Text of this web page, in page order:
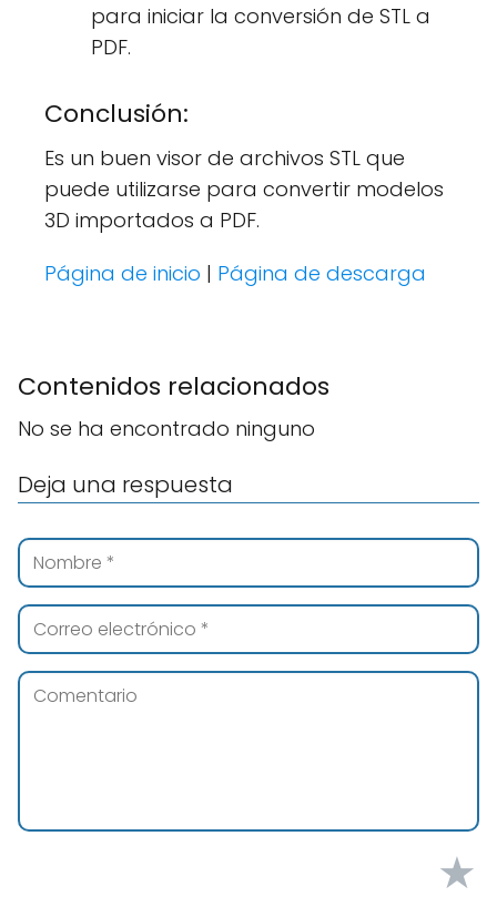
para iniciar la conversión de STL a
PDF.
Conclusión:
Es un buen visor de archivos STL que
puede utilizarse para convertir modelos
3D importados a PDF.
Página de inicio | Página de descarga
Contenidos relacionados
No se ha encontrado ninguno
Deja una respuesta
★